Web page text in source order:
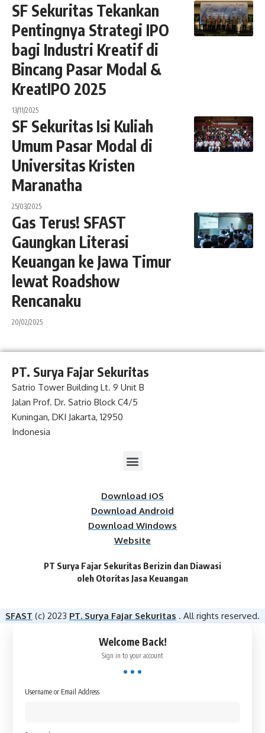
SF Sekuritas Tekankan
Pentingnya Strategi IPO
bagi Industri Kreatif di
Bincang Pasar Modal &
KreatIPO 2025
13/11/2025
SF Sekuritas Isi Kuliah
Umum Pasar Modal di
Universitas Kristen
Maranatha
25/03/2025
Gas Terus! SFAST
Gaungkan Literasi
Keuangan ke Jawa Timur
lewat Roadshow
Rencanaku
20/02/2025
PT. Surya Fajar Sekuritas
Satrio Tower Building Lt. 9 Unit B
Jalan Prof. Dr. Satrio Block C4/5
Kuningan, DKI Jakarta, 12950
Indonesia
Download iOS
Download Android
Download Windows
Website
PT Surya Fajar Sekuritas Berizin dan Diawasi
oleh Otoritas Jasa Keuangan​
SFAST (c) 2023 PT. Surya Fajar Sekuritas . All rights reserved.
Welcome Back!
Sign in to your account
Username or Email Address